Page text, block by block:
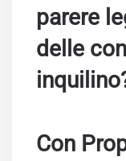
parere
delle
Con